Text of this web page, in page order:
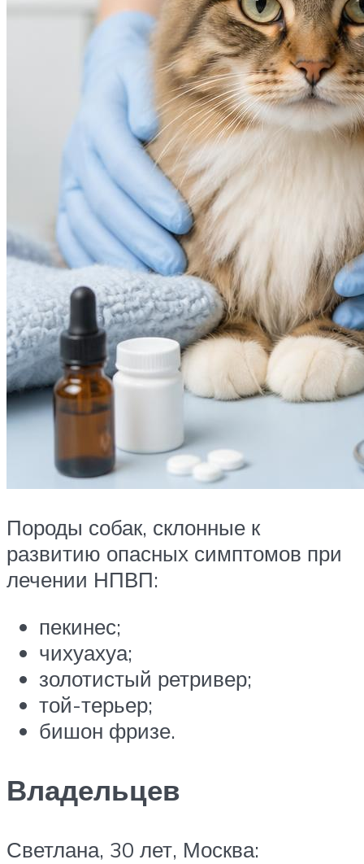
Породы собак, склонные к
развитию опасных симптомов при
лечении НПВП:
пекинес;
чихуахуа;
золотистый ретривер;
той-терьер;
бишон фризе.
Владельцев
Светлана, 30 лет, Москва: